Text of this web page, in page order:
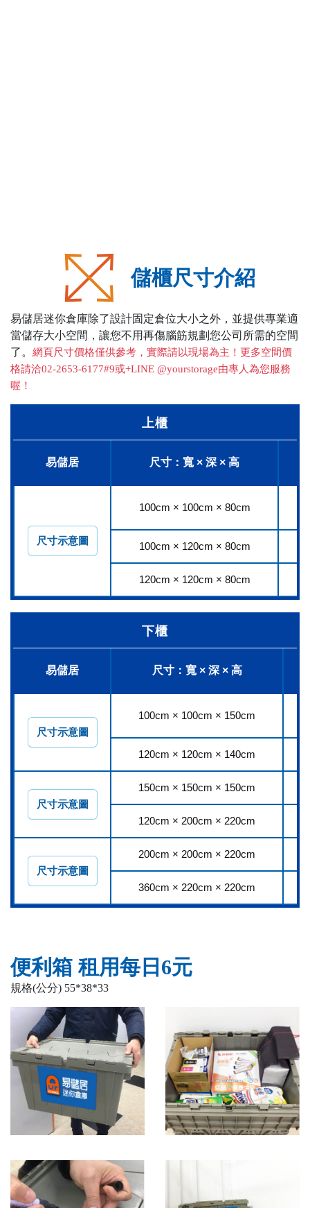
儲櫃尺寸介紹
易儲居迷你倉庫除了設計固定倉位大小之外，並提供專業適
當儲存大小空間，讓您不用再傷腦筋規劃您公司所需的空間
了。 網頁尺寸價格僅供參考，實際請以現場為主！更多空間價
格請洽02-2653-6177#9或+LINE @yourstorage由專人為您服務
喔！
上櫃
易儲居 尺寸：寬 × 深 × 高
尺寸示意圖
100cm × 100cm × 80cm
100cm × 120cm × 80cm
120cm × 120cm × 80cm
下櫃
易儲居 尺寸：寬 × 深 × 高
尺寸示意圖
100cm × 100cm × 150cm
120cm × 120cm × 140cm
尺寸示意圖
150cm × 150cm × 150cm
120cm × 200cm × 220cm
尺寸示意圖
200cm × 200cm × 220cm
360cm × 220cm × 220cm
便利箱 租用每日6元
規格(公分) 55*38*33